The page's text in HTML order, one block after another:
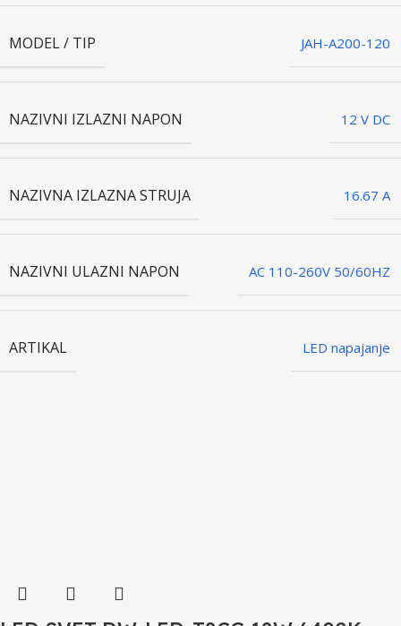
MODEL / TIP JAH-A200-120
NAZIVNI IZLAZNI NAPON 12 V DC
NAZIVNA IZLAZNA STRUJA 16.67 A
NAZIVNI ULAZNI NAPON AC 110-260V 50/60HZ
ARTIKAL LED napajanje